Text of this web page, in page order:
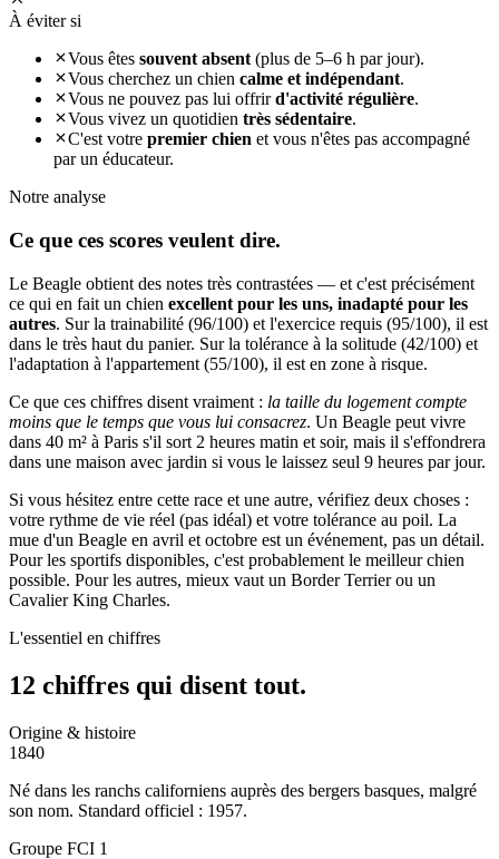
À éviter si
Vous êtes souvent absent(plus de 5–6 h par jour).
Vous cherchez un chien calme et indépendant.
Vous ne pouvez pas lui offrird'activité régulière.
Vous vivez un quotidien très sédentaire.
C'est votre premier chien et vous n'êtes pas accompagné
par un éducateur.
Notre analyse
Ce que ces scores veulent dire.
Le Beagle obtient des notes très contrastées — et c'est précisément
ce qui en fait un chien excellent pour les uns, inadapté pour les
autres. Sur la trainabilité (96/100) et l'exercice requis (95/100), il est
dans le très haut du panier. Sur la tolérance à la solitude (42/100) et
l'adaptation à l'appartement (55/100), il est en zone à risque.
Ce que ces chiffres disent vraiment : la taille du logement compte
moins que le temps que vous lui consacrez. Un Beagle peut vivre
dans 40 m² à Paris s'il sort 2 heures matin et soir, mais il s'effondrera
dans une maison avec jardin si vous le laissez seul 9 heures par jour.
Si vous hésitez entre cette race et une autre, vérifiez deux choses :
votre rythme de vie réel (pas idéal) et votre tolérance au poil. La
mue d'un Beagle en avril et octobre est un événement, pas un détail.
Pour les sportifs disponibles, c'est probablement le meilleur chien
possible. Pour les autres, mieux vaut un Border Terrier ou un
Cavalier King Charles.
L'essentiel en chiffres
12 chiffres qui disent tout.
Origine & histoire
1840
Né dans les ranchs californiens auprès des bergers basques, malgré
son nom. Standard officiel : 1957.
Groupe FCI 1